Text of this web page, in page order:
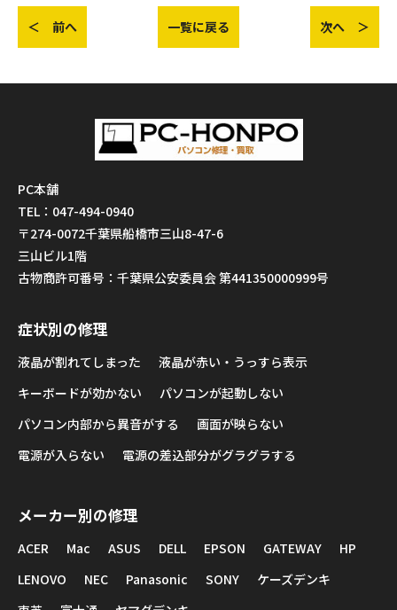
＜ 前へ 一覧に戻る 次へ ＞
PC本舗
TEL：047-494-0940
〒274-0072千葉県船橋市三山8-47-6
三山ビル1階
古物商許可番号：千葉県公安委員会 第441350000999号
症状別の修理
液晶が割れてしまった
液晶が赤い・うっすら表示
キーボードが効かない
パソコンが起動しない
パソコン内部から異音がする
画面が映らない
電源が入らない
電源の差込部分がグラグラする
メーカー別の修理
ACER Mac ASUS DELL EPSON GATEWAY
HP
LENOVO
NEC Panasonic SONY
ケーズデンキ